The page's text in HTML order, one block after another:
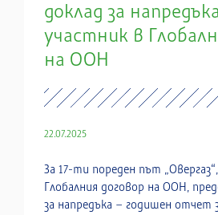
доклад за
участник в
на ООН
22.07.2025
За 17-ти пореден път
Глобалния договор на ООН,
за напредъка – годишен отчет